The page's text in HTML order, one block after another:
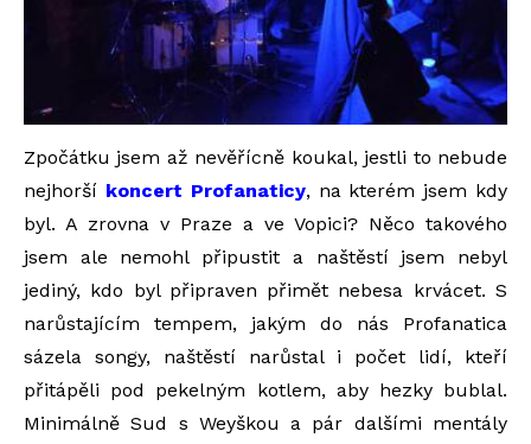
Zpočátku jsem až nevěřícně koukal, jestli to nebude
nejhorší koncert Profanaticy, na kterém jsem kdy
byl. A zrovna v Praze a ve Vopici? Něco takového
jsem ale nemohl připustit a naštěstí jsem nebyl
jediný, kdo byl připraven přimět nebesa krvácet. S
narůstajícím tempem, jakým do nás Profanatica
sázela songy, naštěstí narůstal i počet lidí, kteří
přitápěli pod pekelným kotlem, aby hezky bublal.
Minimálně Sud s Weyškou a pár dalšími mentály